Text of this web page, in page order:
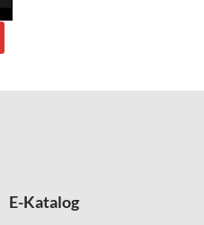
E-Katalog